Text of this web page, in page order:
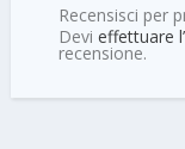
Recensisci per
Devi effettuare
recensione.